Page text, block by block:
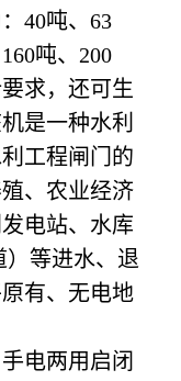
40吨、63
吨、200
求，还可生
是一种水利
工程闸门的
、农业经济
电站、水库
）等进水、退
有、无电地
电两用启闭